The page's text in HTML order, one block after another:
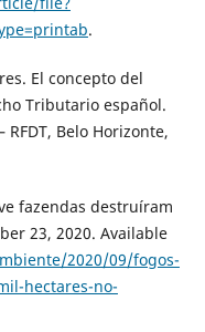
.
El concepto del
Tributario español.
Belo Horizonte,
fazendas destruíram
23, 2020. Available
2020/09/fogos-
hectares-no-